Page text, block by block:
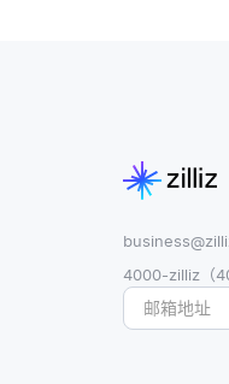
4000-zilliz（